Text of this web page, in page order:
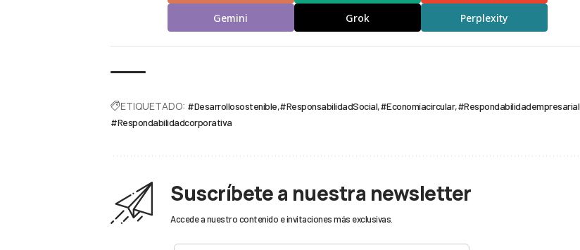
Gemini Grok Perplexity
ETIQUETADO: #Desarrollosostenible #ResponsabilidadSocial #Economíacircular #Respondabilidadempresarial
#Respondabilidadcorporativa
Suscríbete a nuestra newsletter
Accede a nuestro contenido e invitaciones más exclusivas.